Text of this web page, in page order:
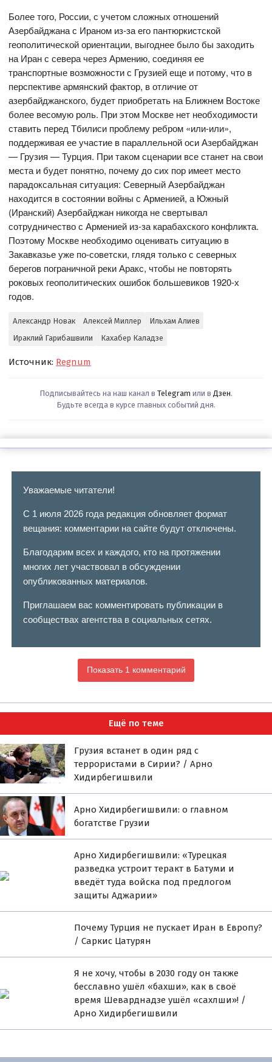
Более того, России, с учетом сложных отношений
Азербайджана с Ираном из-за его пантюркистской
геополитической ориентации, выгоднее было бы заходить
на Иран с севера через Армению, соединяя ее
транспортные возможности с Грузией еще и потому, что в
перспективе армянский фактор, в отличие от
азербайджанского, будет приобретать на Ближнем Востоке
более весомую роль. При этом Москве нет необходимости
ставить перед Тбилиси проблему ребром «или-или»,
поддерживая ее участие в параллельной оси Азербайджан
— Грузия — Турция. При таком сценарии все станет на свои
места и будет понятно, почему до сих пор имеет место
парадоксальная ситуация: Северный Азербайджан
находится в состоянии войны с Арменией, а Южный
(Иранский) Азербайджан никогда не свертывал
сотрудничество с Арменией из-за карабахского конфликта.
Поэтому Москве необходимо оценивать ситуацию в
Закавказье уже по-советски, глядя только с северных
берегов пограничной реки Аракс, чтобы не повторять
роковых геополитических ошибок большевиков 1920-х
годов.
Александр Новак Алексей Миллер
Ильхам Алиев
Ираклий Гарибашвили
Кахабер Каладзе
Источник: Regnum
Подписывайтесь на наш канал в Telegram или в Дзен.
Будьте всегда в курсе главных событий дня.
Уважаемые читатели!
С 1 июля 2026 года редакция обновляет формат
вещания: комментарии на сайте будут отключены.
Благодарим всех и каждого, кто на протяжении
многих лет участвовал в обсуждении
опубликованных материалов.
Приглашаем вас комментировать публикации в
сообществах агентства в социальных сетях.
Показать 1 комментарий
Ещё по теме
Грузия встанет в один ряд с
террористами в Сирии? / Арно
Хидирбегишвили
Арно Хидирбегишвили: о главном
богатстве Грузии
Арно Хидирбегишвили: «Турецкая
разведка устроит теракт в Батуми и
введёт туда войска под предлогом
защиты Аджарии»
Почему Турция не пускает Иран в Европу?
/ Саркис Цатурян
Я не хочу, чтобы в 2030 году он также
бесславно ушёл «бахши», как в своё
время Шеварднадзе ушёл «сахлши»! /
Арно Хидирбегишвили